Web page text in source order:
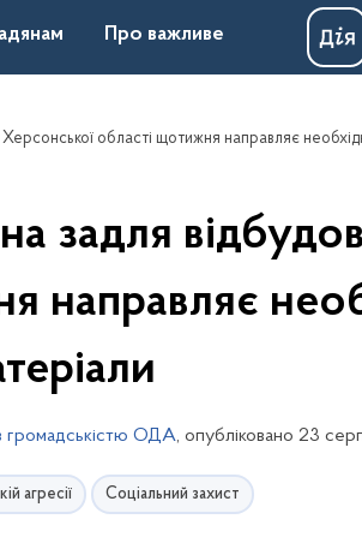
Про важливе
задля
направляє
з громадськістю ОДА, опубліковано 23
агресії Соціальний захист